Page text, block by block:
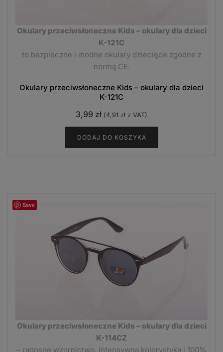
Okulary przeciwsłoneczne Kids – okulary dla dzieci
K-121C
to bezpieczne i modne okulary dziecięce zgodne z
normą CE.
Okulary przeciwsłoneczne Kids – okulary dla dzieci
K-121C
3,99 zł (4,91 zł z VAT)
DODAJ DO KOSZYKA
Save
Okulary przeciwsłoneczne Kids – okulary dla dzieci
K-114CZ
– radosne wzornictwo, intensywna kolorystyka i 100%